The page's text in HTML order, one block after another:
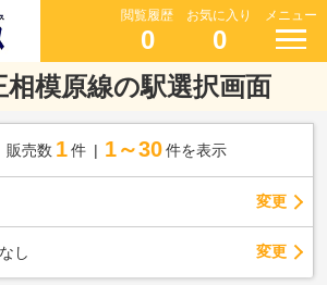
閲覧履歴
0
お気に入り
0
メニュー
相模原線の駅選択画面
販売数 1 件 1～30 件を表示
変更
なし 変更